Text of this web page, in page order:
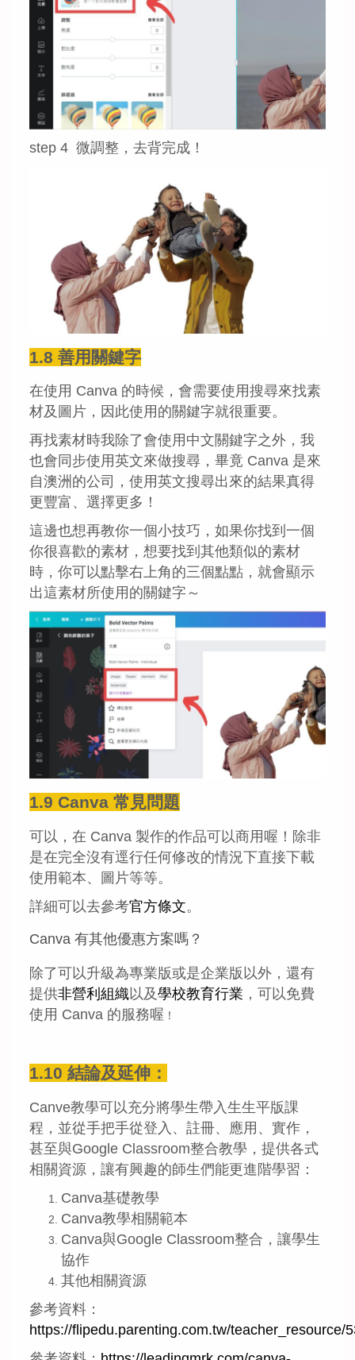
step 4 微調整，去背完成！
1.8 善用關鍵字
在使用 Canva 的時候，會需要使用搜尋來找素
材及圖片，因此使用的關鍵字就很重要。
再找素材時我除了會使用中文關鍵字之外，我
也會同步使用英文來做搜尋，畢竟 Canva 是來
自澳洲的公司，使用英文搜尋出來的結果真得
更豐富、選擇更多！
這邊也想再教你一個小技巧，如果你找到一個
你很喜歡的素材，想要找到其他類似的素材
時，你可以點擊右上角的三個點點，就會顯示
出這素材所使用的關鍵字～
1.9 Canva 常見問題
可以，在 Canva 製作的作品可以商用喔！除非
是在完全沒有逕行任何修改的情況下直接下載
使用範本、圖片等等。
詳細可以去參考官方條文。
Canva 有其他優惠方案嗎？
除了可以升級為專業版或是企業版以外，還有
提供非營利組織以及學校教育行業 ，可以免費
使用 Canva 的服務喔 ！
1.10 結論及延伸：
Canve教學可以充分將學生帶入生生平版課
程，並從手把手從登入、註冊、應用、實作，
甚至與Google Classroom整合教學，提供各式
相關資源，讓有興趣的師生們能更進階學習：
Canva基礎教學
Canva教學相關範本
Canva與Google Classroom整合，讓學生
協作
其他相關資源
參考資料：
https://flipedu.parenting.com.tw/teacher_resource/